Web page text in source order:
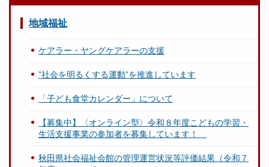
地域福祉
ケアラー・ヤングケアラーの支援
”社会を明るくする運動”を推進しています
「子ども食堂カレンダー」について
【募集中】〈オンライン型〉令和８年度こどもの学習・
生活支援事業の参加者を募集しています！
秋田県社会福祉会館の管理運営状況等評価結果（令和７